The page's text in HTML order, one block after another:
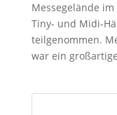
Messegelände
Tiny- und Midi-
teilgenommen.
war ein